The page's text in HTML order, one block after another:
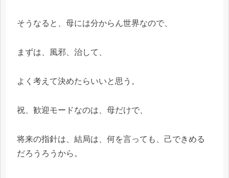
そうなると、母には分からん世界なので、
まずは、風邪、治して、
よく考えて決めたらいいと思う。
祝、歓迎モードなのは、母だけで、
将来の指針は、結局は、何を言っても、己できめる
だろうろうから。